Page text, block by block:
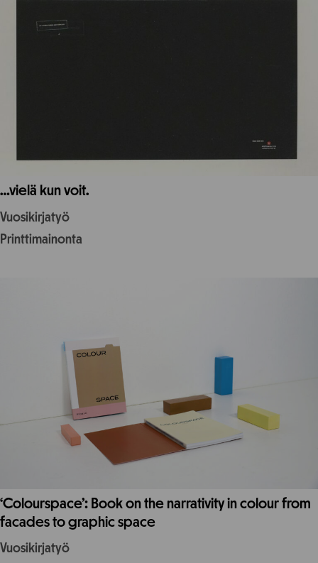
…vielä kun voit.
Vuosikirjatyö
Printtimainonta
‘Colourspace’: Book on the narrativity in colour from
facades to graphic space
Vuosikirjatyö